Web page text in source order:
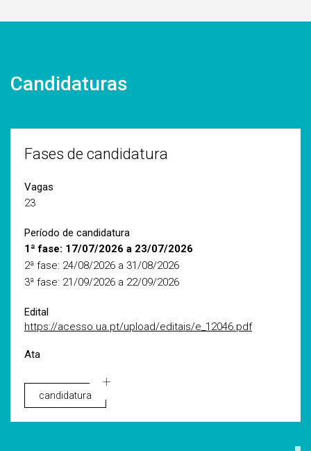
Candidaturas
Fases de candidatura
Vagas
23
Período de candidatura
1ª fase: 17/07/2026 a 23/07/2026
2ª fase: 24/08/2026 a 31/08/2026
3ª fase: 21/09/2026 a 22/09/2026
Edital
https://acesso.ua.pt/upload/editais/e_12046.pdf
Ata
candidatura